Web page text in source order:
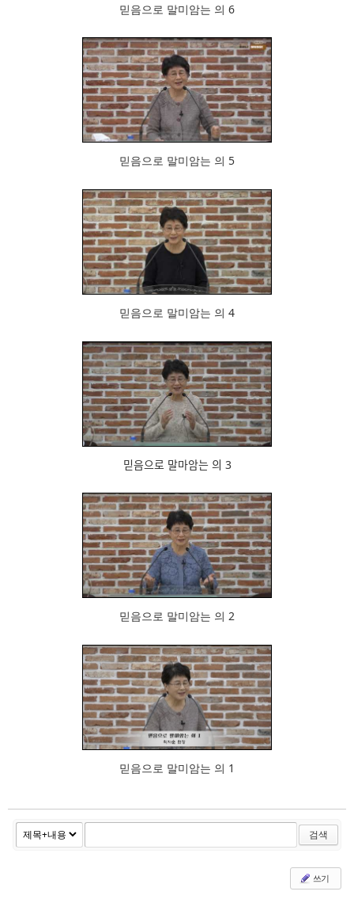
믿음으로 말미암는 의 6
879
믿음으로 말미암는 의 5
838
믿음으로 말미암는 의 4
926
믿음으로 말마암는 의 3
783
믿음으로 말미암는 의 2
905
믿음으로 말미암는 의 1
검색
쓰기